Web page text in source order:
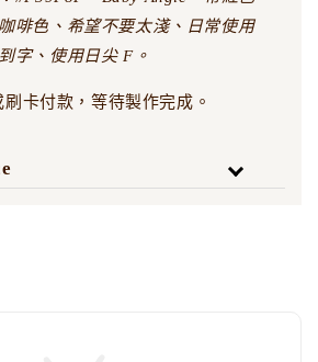
啡色、希望不要太淺、日常使用
字、使用日尖 F。
卡付款，等待製作完成。